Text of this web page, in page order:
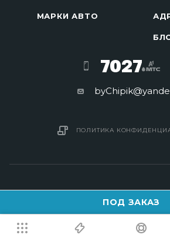
ПОД ЗАКАЗ
МАРКИ АВТО
7027
ПОЛИТИКА
2016 - 2026 © Изготовление